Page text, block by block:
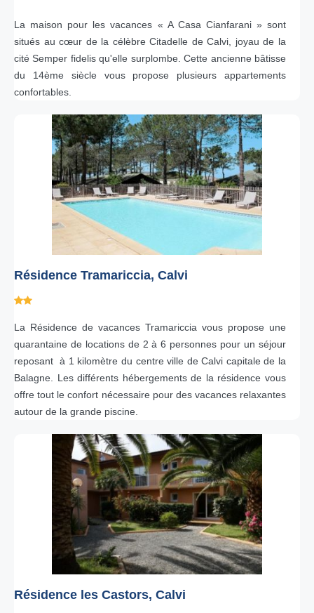
La maison pour les vacances « A Casa Cianfarani » sont
situés au cœur de la célèbre Citadelle de Calvi, joyau de la
cité Semper fidelis qu'elle surplombe. Cette ancienne bâtisse
du 14ème siècle vous propose plusieurs appartements
confortables.
Résidence Tramariccia, Calvi
La Résidence de vacances Tramariccia vous propose une
quarantaine de locations de 2 à 6 personnes pour un séjour
reposant à 1 kilomètre du centre ville de Calvi capitale de la
Balagne. Les différents hébergements de la résidence vous
offre tout le confort nécessaire pour des vacances relaxantes
autour de la grande piscine.
Résidence les Castors, Calvi